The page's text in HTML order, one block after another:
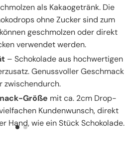
als Kakaogetränk. Die
ohne Zucker sind zum
geschmolzen oder direkt
verwendet werden.
– Schokolade aus hochwertigen
Genussvoller Geschmack
zwischendurch.
Größe mit ca. 2cm Drop-
Kundenwunsch, direkt
Hand, wie ein Stück Schokolade.